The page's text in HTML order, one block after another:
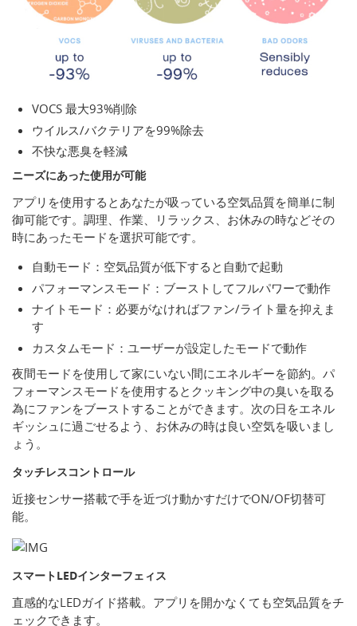
VOCS 最大93%削除
ウイルス/バクテリアを99%除去
不快な悪臭を軽減
ニーズにあった使用が可能
アプリを使用するとあなたが吸っている空気品質を簡単に制
御可能です。調理、作業、リラックス、お休みの時などその
時にあったモードを選択可能です。
自動モード：空気品質が低下すると自動で起動
パフォーマンスモード：ブーストしてフルパワーで動作
ナイトモード：必要がなければファン/ライト量を抑えま
す
カスタムモード：ユーザーが設定したモードで動作
夜間モードを使用して家にいない間にエネルギーを節約。パ
フォーマンスモードを使用するとクッキング中の臭いを取る
為にファンをブーストすることができます。次の日をエネル
ギッシュに過ごせるよう、お休みの時は良い空気を吸いまし
ょう。
タッチレスコントロール
近接センサー搭載で手を近づけ動かすだけでON/OF切替可
能。
スマートLEDインターフェィス
直感的なLEDガイド搭載。アプリを開かなくても空気品質をチ
ェックできます。